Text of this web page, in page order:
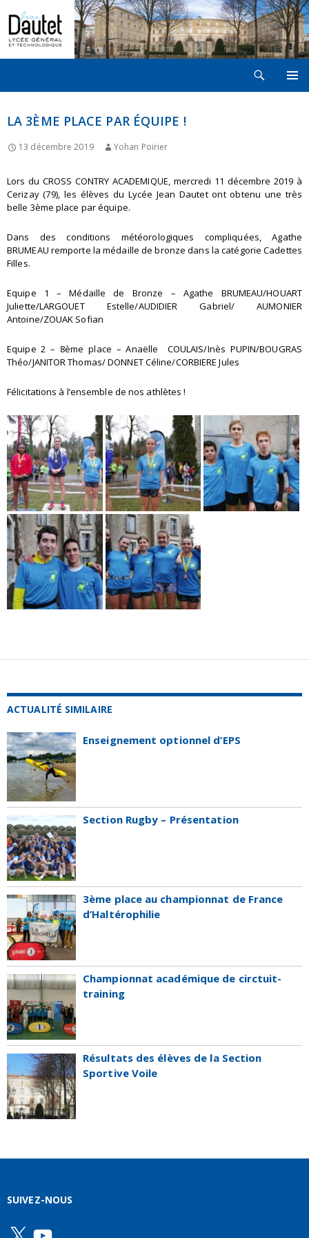
CONTENU
LA 3ÈME PLACE PAR ÉQUIPE !
13 décembre 2019 Yohan Poirier
Lors du CROSS CONTRY ACADEMIQUE, mercredi 11 décembre 2019 à
Cerizay (79), les élèves du Lycée Jean Dautet ont obtenu une très
belle 3ème place par équipe.
Dans des conditions météorologiques compliquées, Agathe
BRUMEAU remporte la médaille de bronze dans la catégorie Cadettes
Filles.
Equipe 1 – Médaille de Bronze – Agathe BRUMEAU/HOUART
Juliette/LARGOUET Estelle/AUDIDIER Gabriel/ AUMONIER
Antoine/ZOUAK Sofian
Equipe 2 – 8ème place – Anaëlle COULAIS/Inès PUPIN/BOUGRAS
Théo/JANITOR Thomas/ DONNET Céline/CORBIERE Jules
Félicitations à l’ensemble de nos athlètes !
ACTUALITÉ SIMILAIRE
Enseignement optionnel d’EPS
Section Rugby – Présentation
3ème place au championnat de France
d’Haltérophilie
Championnat académique de circtuit-
training
Résultats des élèves de la Section
Sportive Voile
SUIVEZ-NOUS
X YouTube